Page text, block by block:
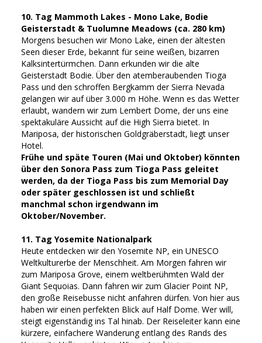
10. Tag Mammoth Lakes - Mono Lake, Bodie
Geisterstadt & Tuolumne Meadows (ca. 280 km)
Morgens besuchen wir Mono Lake, einen der ältesten
Seen dieser Erde, bekannt für seine weißen, bizarren
Kalksintertürmchen. Dann erkunden wir die alte
Geisterstadt Bodie. Über den atemberaubenden Tioga
Pass und den schroffen Bergkamm der Sierra Nevada
gelangen wir auf über 3.000 m Höhe. Wenn es das Wetter
erlaubt, wandern wir zum Lembert Dome, der uns eine
spektakuläre Aussicht auf die High Sierra bietet. In
Mariposa, der historischen Goldgräberstadt, liegt unser
Hotel.
Frühe und späte Touren (Mai und Oktober) könnten
über den Sonora Pass zum Tioga Pass geleitet
werden, da der Tioga Pass bis zum Memorial Day
oder später geschlossen ist und schließt
manchmal schon irgendwann im
Oktober/November.
11. Tag Yosemite Nationalpark
Heute entdecken wir den Yosemite NP, ein UNESCO
Weltkulturerbe der Menschheit. Am Morgen fahren wir
zum Mariposa Grove, einem weltberühmten Wald der
Giant Sequoias. Dann fahren wir zum Glacier Point NP,
den große Reisebusse nicht anfahren dürfen. Von hier aus
haben wir einen perfekten Blick auf Half Dome. Wer will,
steigt eigenständig ins Tal hinab. Der Reiseleiter kann eine
kürzere, einfachere Wanderung entlang des Rands des